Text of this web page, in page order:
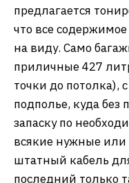
предлагается
что все содержимое
на виду. Само
приличные 427
точки до потолка),
подполье, куда
запаску по
всякие нужные
штатный кабель
последний только